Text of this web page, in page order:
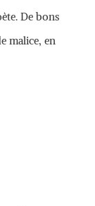
De bons
malice, en